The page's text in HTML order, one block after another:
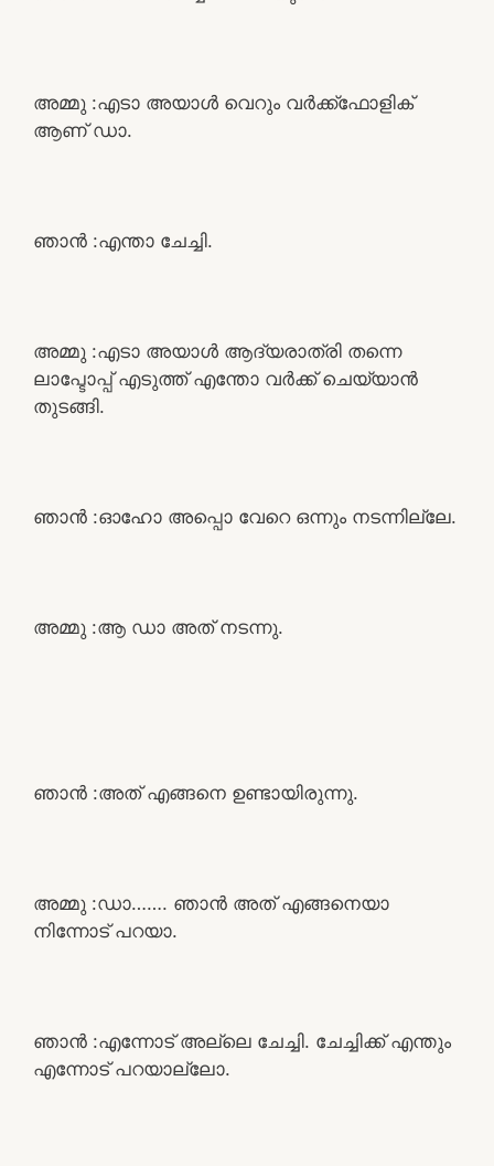
അമ്മു :എടാ അയാൾ വെറും വർക്ക്ഫോളിക്
ആണ് ഡാ.
ഞാൻ :എന്താ ചേച്ചി.
അമ്മു :എടാ അയാൾ ആദ്യരാത്രി തന്നെ
ലാപ്ടോപ്പ് എടുത്ത് എന്തോ വർക്ക് ചെയ്യാൻ
തുടങ്ങി.
ഞാൻ :ഓഹോ അപ്പൊ വേറെ ഒന്നും നടന്നില്ലേ.
അമ്മു :ആ ഡാ അത് നടന്നു.
ഞാൻ :അത് എങ്ങനെ ഉണ്ടായിരുന്നു.
അമ്മു :ഡാ……. ഞാൻ അത് എങ്ങനെയാ
നിന്നോട് പറയാ.
ഞാൻ :എന്നോട് അല്ലെ ചേച്ചി. ചേച്ചിക്ക് എന്തും
എന്നോട് പറയാല്ലോ.